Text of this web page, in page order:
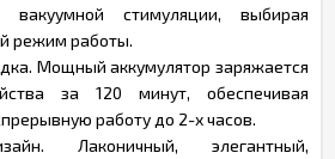
стимуляции, выбирая
режим работы.
Мощный аккумулятор заряжается
за 120 минут, обеспечивая
работу до 2-х часов.
Лаконичный, элегантный,